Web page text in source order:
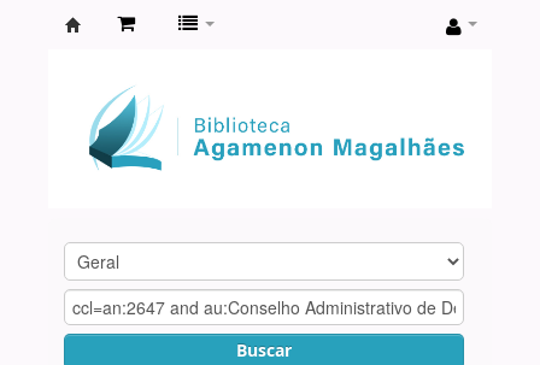
Agamenon
Magalhães
Buscar